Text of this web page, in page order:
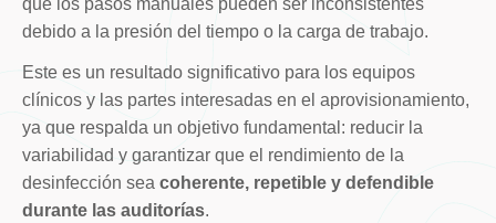
que los pasos manuales pueden ser inconsistentes
debido a la presión del tiempo o la carga de trabajo.
Este es un resultado significativo para los equipos
clínicos y las partes interesadas en el aprovisionamiento,
ya que respalda un objetivo fundamental: reducir la
variabilidad y garantizar que el rendimiento de la
desinfección sea coherente, repetible y defendible
durante las auditorías.